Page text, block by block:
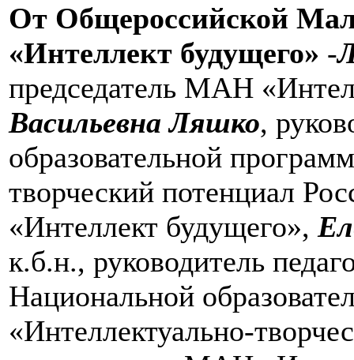
От Общероссийской
«Интеллект будущего» -
председатель МАН
Васильевна Ляшко,
образовательной
творческий потенциал
«Интеллект будущего»,
к.б.н., руководитель
Национальной
«Интеллектуально-